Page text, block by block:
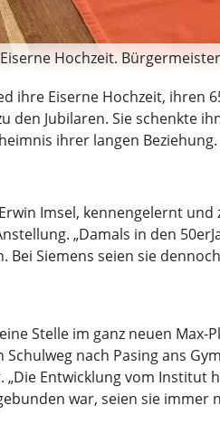
Hochzeit.
ihre Eiserne Hochzeit, ihren
Jubilaren. Sie schenkte
ihrer langen
Imsel, kennengelernt
„Damals in den
Siemens seien sie
Stelle im ganz neuen
nach Pasing ans
„Die Entwicklung vom
war, seien sie immer